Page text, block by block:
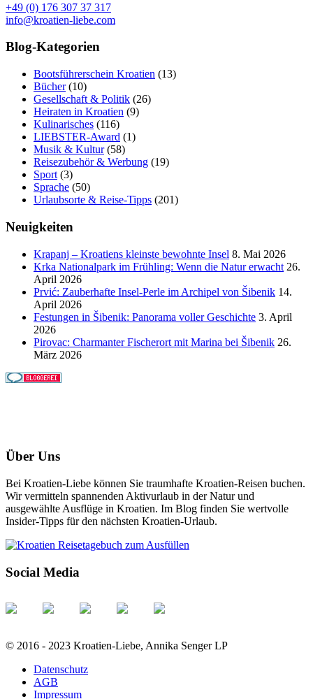
+49 (0) 176 307 37 317
info@kroatien-liebe.com
Blog-Kategorien
Bootsführerschein Kroatien (13)
Bücher(10)
Gesellschaft & Politik (26)
Heiraten in Kroatien (9)
Kulinarisches (116)
LIEBSTER-Award (1)
Musik & Kultur(58)
Reisezubehör & Werbung (19)
Sport (3)
Sprache (50)
Urlaubsorte & Reise-Tipps (201)
Neuigkeiten
Krapanj – Kroatiens kleinste bewohnte Insel 8. Mai 2026
Krka Nationalpark im Frühling: Wenn die Natur erwacht 26.
April 2026
Prvić: Zauberhafte Insel-Perle im Archipel von Šibenik 14.
April 2026
Festungen in Šibenik: Panorama voller Geschichte 3. April
2026
Pirovac: Charmanter Fischerort mit Marina bei Šibenik 26.
März 2026
Über Uns
Bei Kroatien-Liebe können Sie traumhafte Kroatien-Reisen buchen.
Wir vermitteln spannenden Aktivurlaub in der Natur und
ausgewählte Ausflüge in Kroatien. Im Blog finden Sie wertvolle
Insider-Tipps für den nächsten Kroatien-Urlaub.
Social Media
© 2016 - 2023 Kroatien-Liebe, Annika Senger LP
Datenschutz
AGB
Impressum